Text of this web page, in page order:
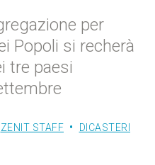
per
Popoli si recherà
tre paesi
ZENIT STAFF DICASTERI